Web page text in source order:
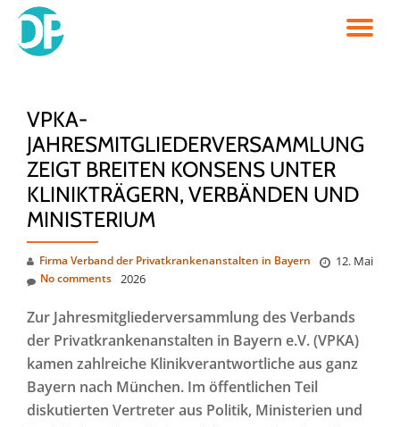
Skip
VPKA-
JAHRESMITGLIEDERVERSAMMLUNG
ZEIGT BREITEN KONSENS UNTER
KLINIKTRÄGERN, VERBÄNDEN UND
MINISTERIUM
Firma Verband der Privatkrankenanstalten in Bayern
12. Mai
2026
No comments
Zur Jahresmitgliederversammlung des Verbands
der Privatkrankenanstalten in Bayern e.V. (VPKA)
kamen zahlreiche Klinikverantwortliche aus ganz
Bayern nach München. Im öffentlichen Teil
diskutierten Vertreter aus Politik, Ministerien und